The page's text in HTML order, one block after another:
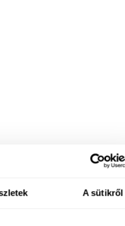
A sütikről